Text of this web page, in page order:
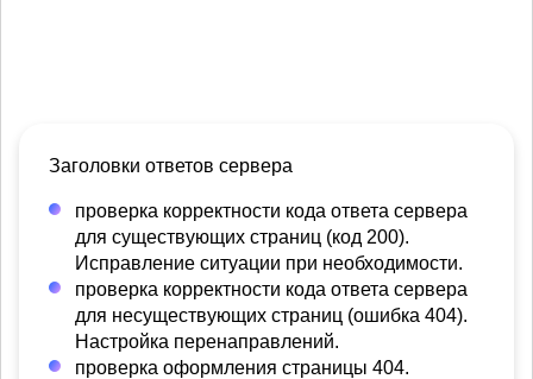
Заголовки ответов сервера
проверка корректности кода ответа сервера
для существующих страниц (код 200).
Исправление ситуации при необходимости.
проверка корректности кода ответа сервера
для несуществующих страниц (ошибка 404).
Настройка перенаправлений.
проверка оформления страницы 404.